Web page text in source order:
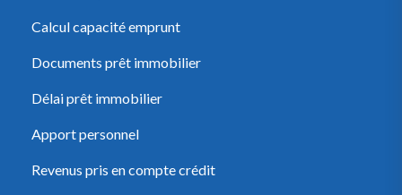
Calcul capacité emprunt
Documents prêt immobilier
Délai prêt immobilier
Apport personnel
Revenus pris en compte crédit